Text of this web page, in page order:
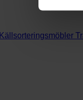
Källsorteringsmöbler